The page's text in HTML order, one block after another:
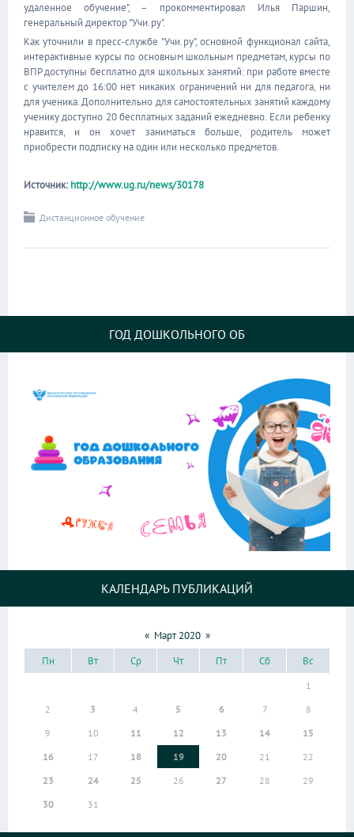
удаленное обучение", – прокомментировал Илья Паршин,
генеральный директор "Учи.ру".
Как уточнили в пресс-службе "Учи.ру", основной функционал сайта,
интерактивные курсы по основным школьным предметам, курсы по
ВПР доступны бесплатно для школьных занятий: при работе вместе
с учителем до 16:00 нет никаких ограничений ни для педагога, ни
для ученика. Дополнительно для самостоятельных занятий каждому
ученику доступно 20 бесплатных заданий ежедневно. Если ребенку
нравится, и он хочет заниматься больше, родитель может
приобрести подписку на один или несколько предметов.
Источник: http://www.ug.ru/news/30178
Дистанционное обучение
ГОД ДОШКОЛЬНОГО ОБ
КАЛЕНДАРЬ ПУБЛИКАЦИЙ
« Март 2020 »
Пн
Вт Ср Чт Пт Сб Вс
1
2
3 4 5 6 7
8
9
10 11 12 13 14
15
16
17 18 19 20 21
22
23
24 25 26 27 28
29
30
31